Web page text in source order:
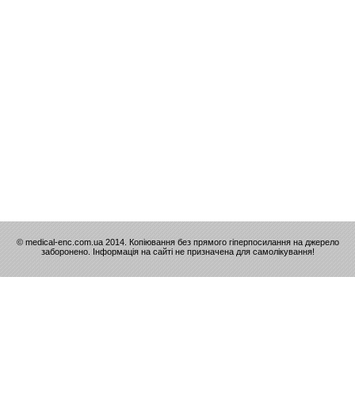
© medical-enc.com.ua 2014. Копіювання без прямого гіперпосилання на джерело
заборонено. Інформація на сайті не призначена для самолікування!